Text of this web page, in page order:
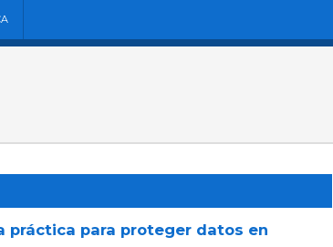
práctica para proteger datos en